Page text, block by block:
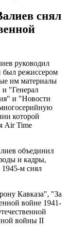
снял
руководил
был режиссером
им материалы
"Генерал
и "Новости
которой
Air Time
объединил
и кадры,
м снял
Кавказа", "За
войне 1941-
войны II